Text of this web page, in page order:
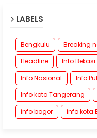
LABELS
Bengkulu Breaking
Headline
Info Bekasi
Info Nasional
Info
Info kota Tangerang
info bogor
info kota